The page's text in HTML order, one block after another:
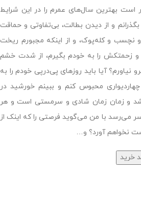
است بهترین سال‌های عمرم را در این شرایط
و از دیدن بطالت، بی‌تفاوتی و حماقت
نچسب و کله‌پوک، و از اینکه مجبورم ریخت
و زحمتکش را به خودم بگیرم، از شدت خشم
نیاورم؟ آیا باید روزهای پی‌درپی خودم را به
محبوس کنم و ببینم خورشید در
و زمان زمان شادی و سرمستی است و هر
می‌رسد با من می‌گوید فرصتی را که اینک از
نخواهم آورد؟ و…
خرید